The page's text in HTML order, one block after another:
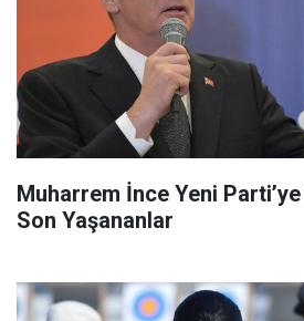
Muharrem İnce Yeni
Son Yaşananlar